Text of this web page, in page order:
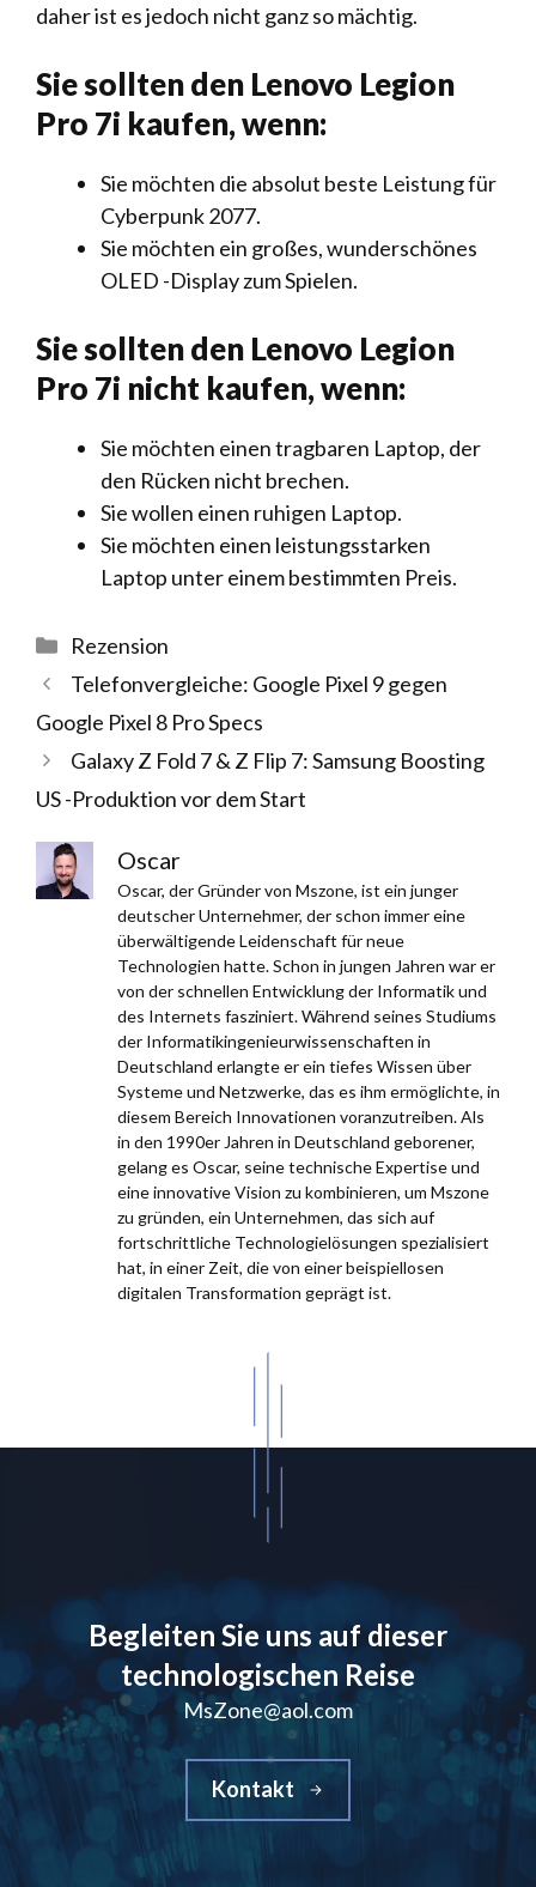
daher ist es jedoch nicht ganz so mächtig.
Sie sollten den Lenovo Legion
Pro 7i kaufen, wenn:
Sie möchten die absolut beste Leistung für
Cyberpunk 2077.
Sie möchten ein großes, wunderschönes
OLED -Display zum Spielen.
Sie sollten den Lenovo Legion
Pro 7i nicht kaufen, wenn:
Sie möchten einen tragbaren Laptop, der
den Rücken nicht brechen.
Sie wollen einen ruhigen Laptop.
Sie möchten einen leistungsstarken
Laptop unter einem bestimmten Preis.
Kategorien
Rezension
Telefonvergleiche: Google Pixel 9 gegen
Google Pixel 8 Pro Specs
Galaxy Z Fold 7 & Z Flip 7: Samsung Boosting
US -Produktion vor dem Start
Oscar
Oscar, der Gründer von Mszone, ist ein junger
deutscher Unternehmer, der schon immer eine
überwältigende Leidenschaft für neue
Technologien hatte. Schon in jungen Jahren war er
von der schnellen Entwicklung der Informatik und
des Internets fasziniert. Während seines Studiums
der Informatikingenieurwissenschaften in
Deutschland erlangte er ein tiefes Wissen über
Systeme und Netzwerke, das es ihm ermöglichte, in
diesem Bereich Innovationen voranzutreiben. Als
in den 1990er Jahren in Deutschland geborener,
gelang es Oscar, seine technische Expertise und
eine innovative Vision zu kombinieren, um Mszone
zu gründen, ein Unternehmen, das sich auf
fortschrittliche Technologielösungen spezialisiert
hat, in einer Zeit, die von einer beispiellosen
digitalen Transformation geprägt ist.
Begleiten Sie uns auf dieser
technologischen Reise
MsZone@aol.com
Kontakt